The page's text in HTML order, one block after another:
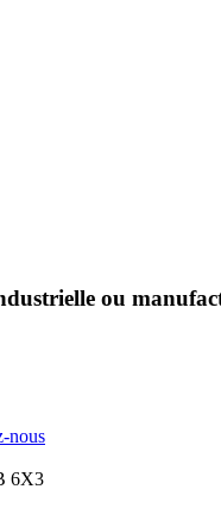
ou
nous
6X3